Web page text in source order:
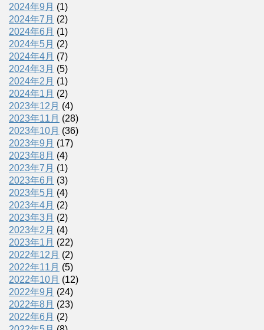
2024年9月 (1)
2024年7月 (2)
2024年6月 (1)
2024年5月 (2)
2024年4月 (7)
2024年3月 (5)
2024年2月 (1)
2024年1月 (2)
2023年12月 (4)
2023年11月 (28)
2023年10月 (36)
2023年9月 (17)
2023年8月 (4)
2023年7月 (1)
2023年6月 (3)
2023年5月 (4)
2023年4月 (2)
2023年3月 (2)
2023年2月 (4)
2023年1月 (22)
2022年12月 (2)
2022年11月 (5)
2022年10月 (12)
2022年9月 (24)
2022年8月 (23)
2022年6月 (2)